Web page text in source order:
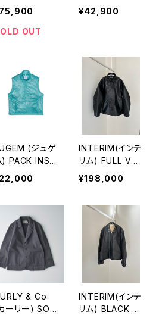
DOWN J
OUT
ルエルビーン ジ
ャパンエディショ
Jacket メンズ
マダワスカ・ダウ
ン・ジャケット
¥42,900
(ジュゲ
INSU
SNAP
パックイ
INTERIM(インテ
リム) FULL VE
GETABLE TAN
NED GOAT LE
BIG CAR COAT
レザージャケット
¥198,000
& Co.
ーリー) SOLI
INTERIM(インテ
リム) BLACK S